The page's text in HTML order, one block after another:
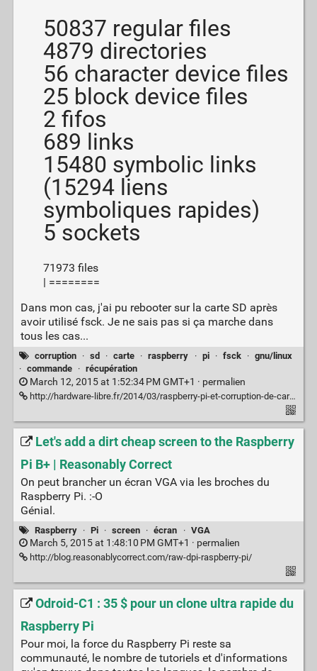
50837 regular files
4879 directories
56 character device files
25 block device files
2 fifos
689 links
15480 symbolic links
(15294 liens
symboliques rapides)
5 sockets
71973 files
| ========
Dans mon cas, j'ai pu rebooter sur la carte SD après
avoir utilisé fsck. Je ne sais pas si ça marche dans
tous les cas...
corruption · sd · carte · raspberry · pi · fsck · gnu/linux
· commande · récupération
March 12, 2015 at 1:52:34 PM GMT+1 · permalien
http://hardware-libre.fr/2014/03/raspberry-pi-et-corruption-de-carte-sd/
Let's add a dirt cheap screen to the Raspberry
Pi B+ | Reasonably Correct
On peut brancher un écran VGA via les broches du
Raspberry Pi. :-O
Génial.
Raspberry · Pi · screen · écran · VGA
March 5, 2015 at 1:48:10 PM GMT+1 · permalien
http://blog.reasonablycorrect.com/raw-dpi-raspberry-pi/
Odroid-C1 : 35 $ pour un clone ultra rapide du
Raspberry Pi
Pour moi, la force du Raspberry Pi reste sa
communauté, le nombre de tutoriels et d'informations